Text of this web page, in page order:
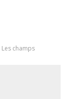
Les champs